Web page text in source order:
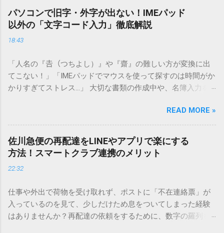
パソコンで旧字・外字が出ない！IMEパッド
以外の「文字コード入力」徹底解説
18:43
「人名の『𠮷（つちよし）』や『齋』の難しい方が変換に出
てこない！」「IMEパッドでマウスを使って探すのは時間がか
かりすぎてストレス…」 大切な書類の作成中や、名簿入力を
てしまいますよね。多くの人が「IMEパッド（手書き入力）」
を使いますが、実はマウスで一画ずつ書くのは非効率です
し、似た漢字が多すぎて結局見つからないことも少なくあり
ません。 そこで今回は、IMEパッドを使わずに、特定のコー
ドを打ち込むだけで一瞬で旧字や外字、特殊記号を呼び出す
「文字コード入力」のテクニックを詳しく解説します。 この
必要はありません。 1. なぜ「変換」しても旧字・外字が出て
こないのか？ そもそも、なぜ普通の変換で出てこない漢字が
あるのでしょうか。その理由は、パソコンが文字を認識する
READ MORE »
佐川急便の再配達をLINEやアプリで楽にする
方法！スマートクラブ連携のメリット
22:32
仕事や外出で荷物を受け取れず、ポストに「不在連絡票」が
入っているのを見て、少しだけため息をついてしまった経験
はありませんか？再配達の依頼をするために、数字の羅列を